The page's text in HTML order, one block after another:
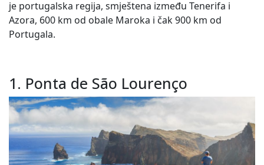
je portugalska regija, smještena između Tenerifa i
Azora, 600 km od obale Maroka i čak 900 km od
Portugala.
1. Ponta de São Lourenço